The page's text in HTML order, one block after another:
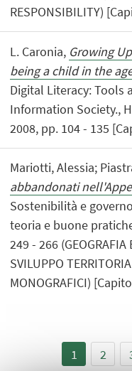
RESPONSIBILITY)
L. Caronia, Growing
being a child in the
Digital Literacy: Tools
Information Society.,
2008, pp. 104 - 135
Mariotti, Alessia;
abbandonati
Sostenibilità e
teoria e buone
249 - 266 (GEOGRAFIA
SVILUPPO
MONOGRAFICI)
1 2